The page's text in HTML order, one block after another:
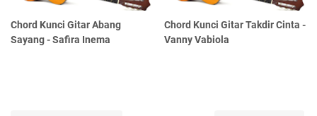
Chord Kunci Gitar Abang
Sayang - Safira Inema
Chord Kunci Gitar Takdir Cinta -
Vanny Vabiola